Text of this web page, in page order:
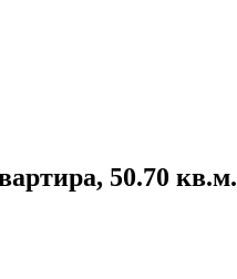
50.70 кв.м.